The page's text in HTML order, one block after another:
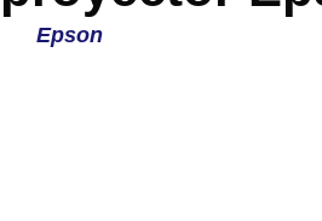
Epson